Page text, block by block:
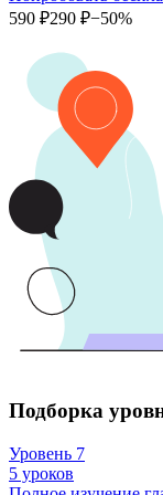
590 ₽290 ₽−50%
Подборка
Уровень 7
5 уроков